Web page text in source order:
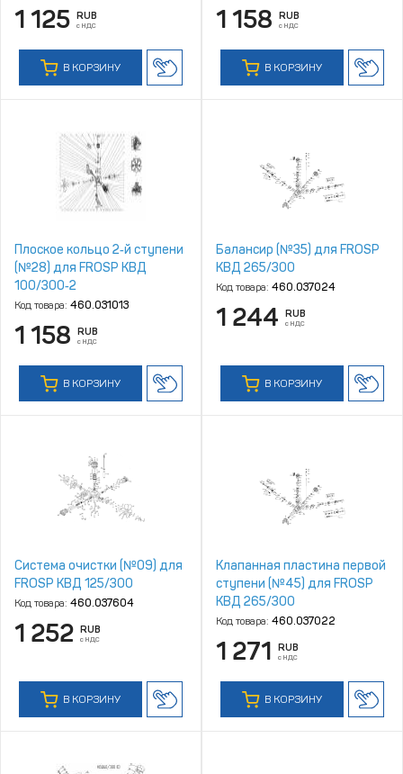
1 125 RUB
с НДС
В КОРЗИНУ
1 158 RUB
с НДС
В КОРЗИНУ
Плоское кольцо 2‑й ступени
(№28) для FROSP КВД
100/300‑2
Код товара: 460.031013
1 158 RUB
с НДС
В КОРЗИНУ
Балансир (№35) для FROSP
КВД 265/300
Код товара: 460.037024
1 244 RUB
с НДС
В КОРЗИНУ
Система очистки (№09) для
FROSP КВД 125/300
Код товара: 460.037604
1 252 RUB
с НДС
В КОРЗИНУ
Клапанная пластина первой
ступени (№45) для FROSP
КВД 265/300
Код товара: 460.037022
1 271 RUB
с НДС
В КОРЗИНУ